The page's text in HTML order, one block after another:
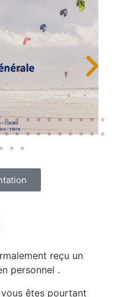
reçu un
personnel .
vous êtes pourtant